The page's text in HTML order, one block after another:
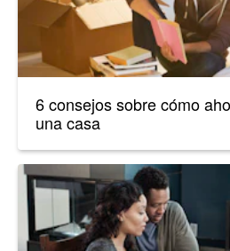
6 consejos sobre cómo
una casa